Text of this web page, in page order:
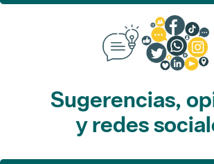
Sugerencias,
y redes